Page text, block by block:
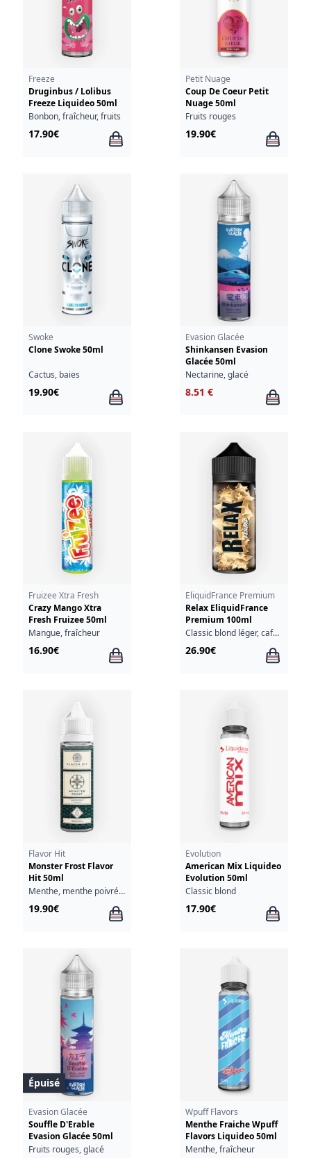
Freeze
Druginbus / Lolibus
Freeze Liquideo 50ml
Bonbon, fraîcheur, fruits
17.90€
Petit Nuage
Coup De Coeur Petit
Nuage 50ml
Fruits rouges
19.90€
Swoke
Clone Swoke 50ml
Cactus, baies
19.90€
Evasion Glacée
Shinkansen Evasion
Glacée 50ml
Nectarine, glacé
8.51 €
Fruizee Xtra Fresh
Crazy Mango Xtra
Fresh Fruizee 50ml
Mangue, fraîcheur
16.90€
EliquidFrance Premium
Relax EliquidFrance
Premium 100ml
Classic blond léger, café, vanille
26.90€
Flavor Hit
Monster Frost Flavor
Hit 50ml
Menthe, menthe poivrée, fraîcheur
19.90€
Evolution
American Mix Liquideo
Evolution 50ml
Classic blond
17.90€
Épuisé
Evasion Glacée
Souffle D'Erable
Evasion Glacée 50ml
Fruits rouges, glacé
Wpuff Flavors
Menthe Fraiche Wpuff
Flavors Liquideo 50ml
Menthe, fraîcheur